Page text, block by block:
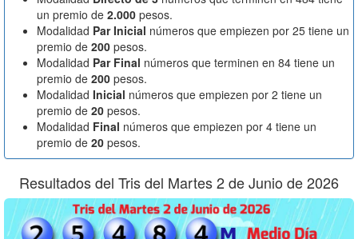
un premio de 2.000 pesos.
Modalidad Par Inicial números que empiezen por 25 tiene un
premio de 200 pesos.
Modalidad Par Final números que terminen en 84 tiene un
premio de 200 pesos.
Modalidad Inicial números que empiezen por 2 tiene un
premio de 20 pesos.
Modalidad Final números que empiezen por 4 tiene un
premio de 20 pesos.
Resultados del Tris del Martes 2 de Junio de 2026